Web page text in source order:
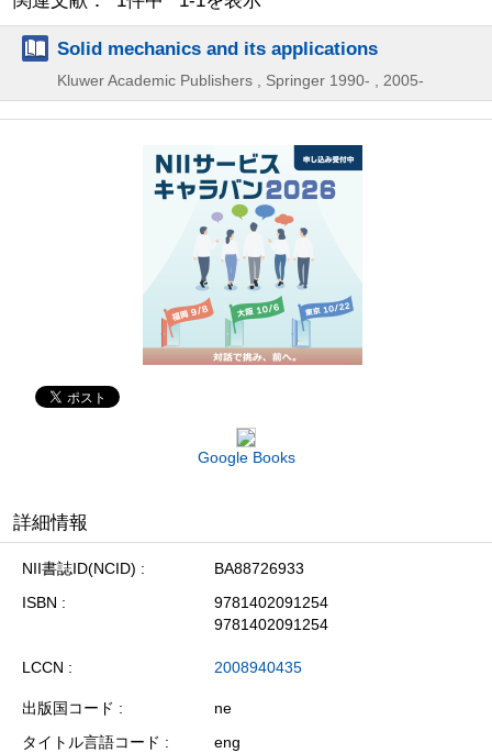
Solid mechanics and its applications
Kluwer Academic Publishers , Springer 1990- , 2005-
Google Books
詳細情報
NII書誌ID(NCID)
BA88726933
ISBN
9781402091254
9781402091254
LCCN 2008940435
出版国コード
ne
タイトル言語コード
eng